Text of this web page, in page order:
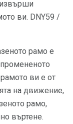
ви. DNY59 /
рамо е
ви е от
на движение,
рамо,
въртене.